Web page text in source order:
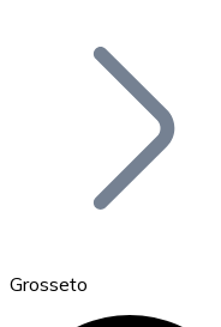
Bitcoin
Grosseto